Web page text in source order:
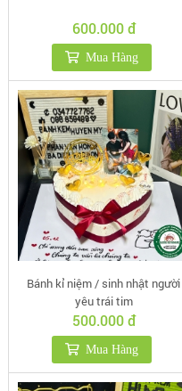
600.000 đ
Mua Hàng
Bánh kỉ niệm / sinh nhật người
yêu trái tim
500.000 đ
Mua Hàng